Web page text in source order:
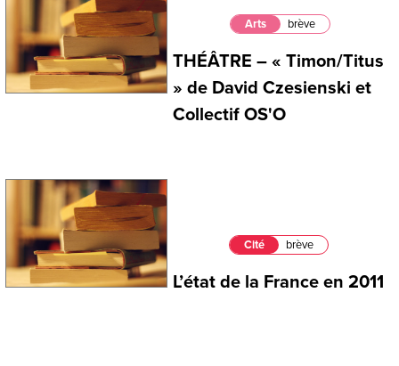
Arts brève
THÉÂTRE – « Timon/Titus
» de David Czesienski et
Collectif OS'O
Cité brève
L’état de la France en 2011